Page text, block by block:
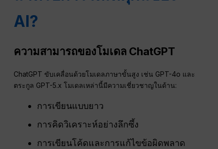
AI?
ความสามารถของโมเดล ChatGPT
ChatGPT ขับเคลื่อนด้วยโมเดลภาษาขั้นสูง เช่น GPT-4o และ
ตระกูล GPT-5.x โมเดลเหล่านี้มีความเชี่ยวชาญในด้าน:
การเขียนแบบยาว
การคิดวิเคราะห์อย่างลึกซึ้ง
การเขียนโค้ดและการแก้ไขข้อผิดพลาด